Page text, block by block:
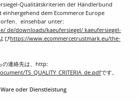
Qualitätskriterien der Händlerbund
einhergehend dem Ecommerce Europe
、einsehbar unter:
de/downloads/kaeufersiegel/ kaeufersiegel-
びhttps://www.ecommercetrustmark.eu/the-
の連絡先は、http:
TS_QUALITY_CRITERIA_de.pdfです。
oder Dienstleistung